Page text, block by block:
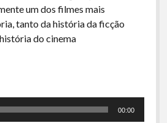
um dos filmes mais
tanto da história da ficção
do cinema
00:00